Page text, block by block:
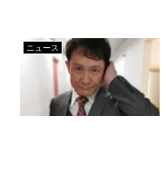
ニュース